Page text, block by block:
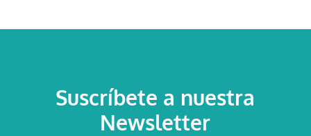
Suscríbete a nuestra
Newsletter